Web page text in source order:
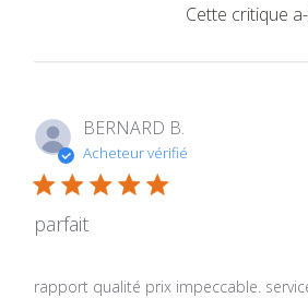
Cette critique
BERNARD B.
Acheteur vérifié
parfait
rapport qualité prix impeccable.